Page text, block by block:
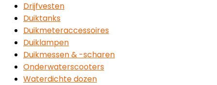
Drijfvesten
Duiktanks
Duikmeteraccessoires
Duiklampen
Duikmessen & -scharen
Onderwaterscooters
Waterdichte dozen